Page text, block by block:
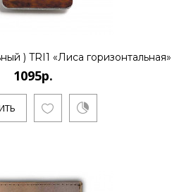
) TRI1 «Лиса горизонтальная»
1095р.